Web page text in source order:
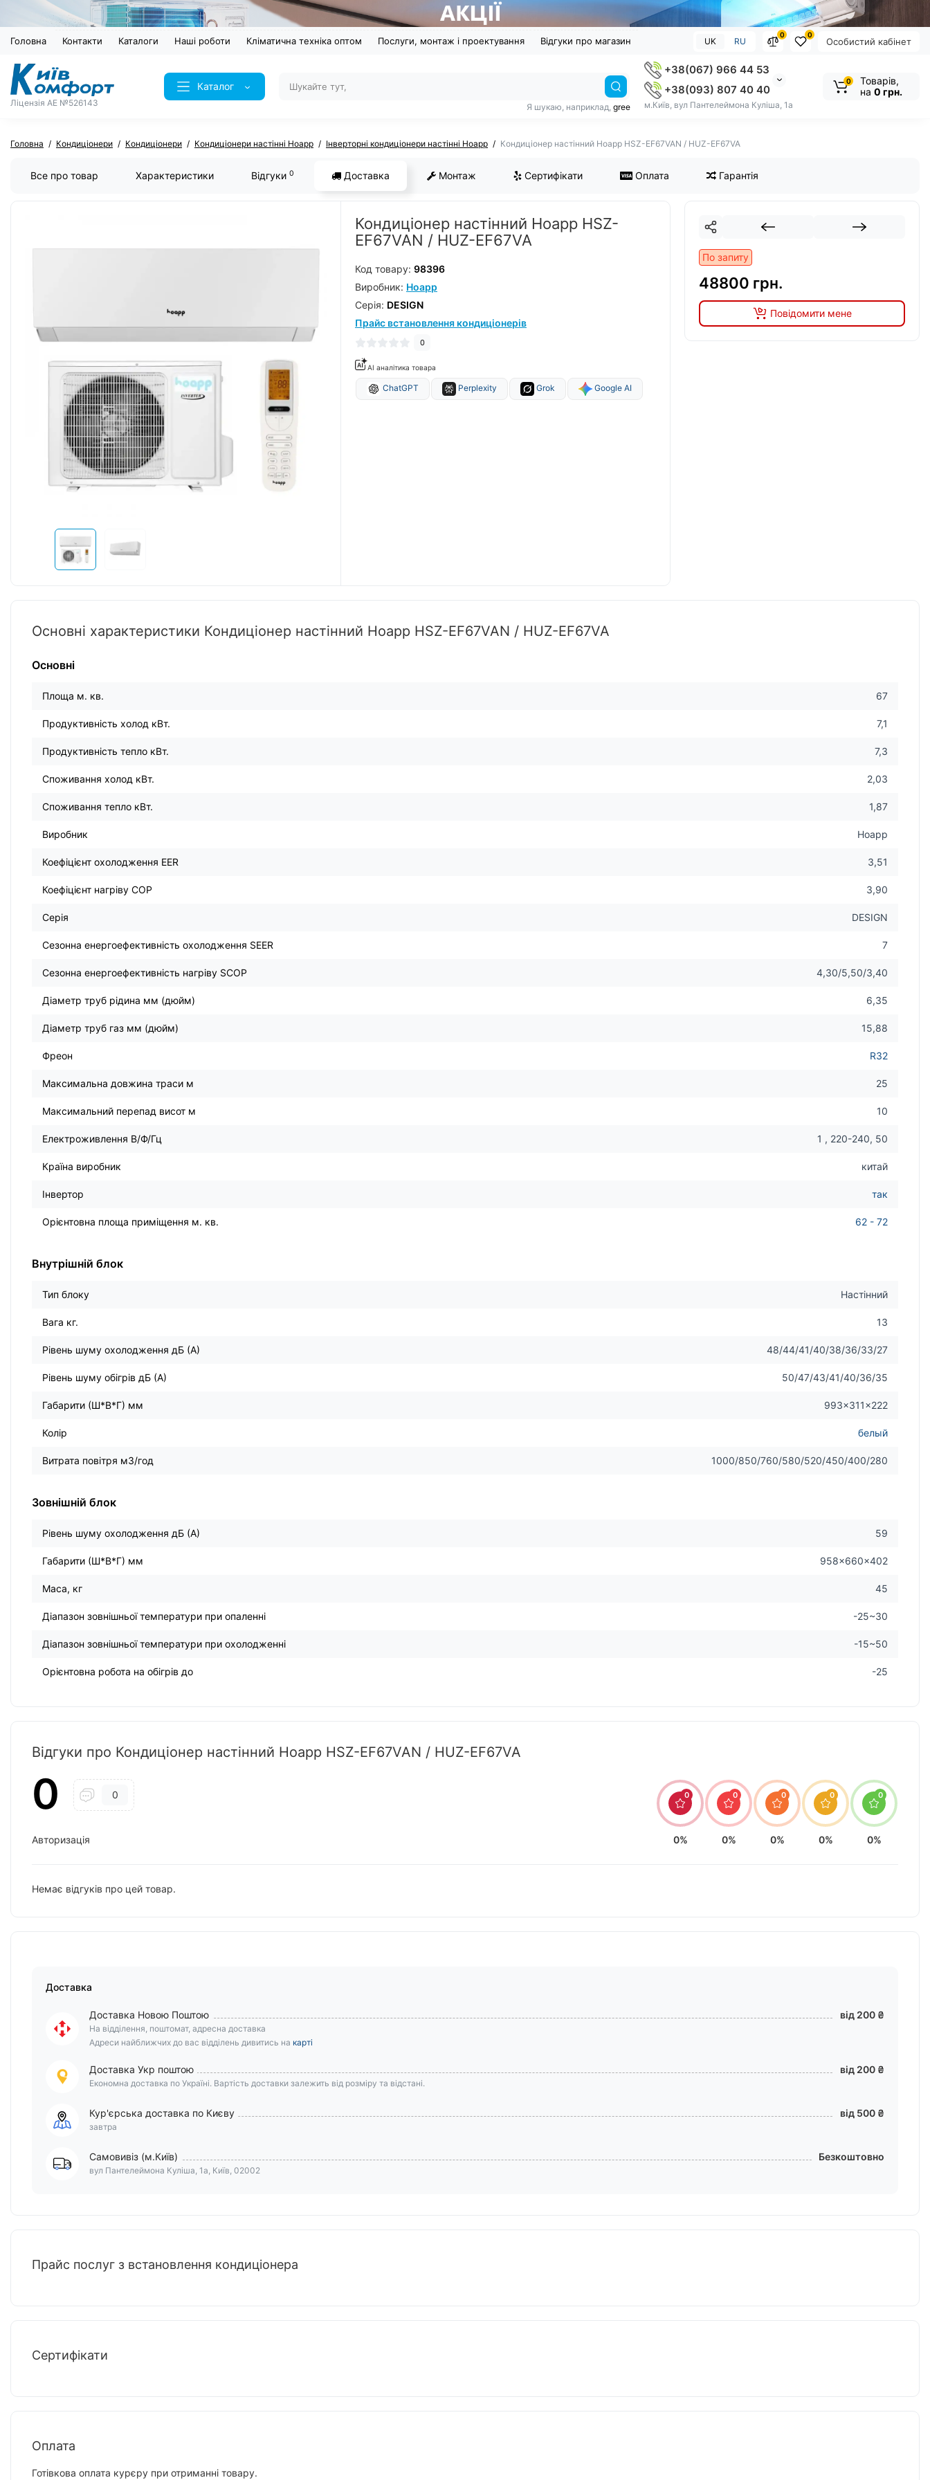
Головна Контакти Каталоги Наші роботи Кліматична техніка оптом Послуги, монтаж і проектування Відгуки про магазин Особистий кабінет
0
0
UK RU
Ліцензія AE №526143
Каталог
+38(067) 966 44 53
+38(093) 807 40 40
м.Київ, вул Пантелеймона Куліша, 1а
Я шукаю, наприклад, gree
0
Товарів,
на 0 грн.
Головна Кондиціонери Кондиціонери Кондиціонери настінні Hoapp Інверторні кондиціонери настінні Hoapp Кондиціонер настінний Hoapp HSZ-EF67VAN / HUZ-EF67VA
Все про товар Характеристики Відгуки 0 Доставка Монтаж Сертифікати Оплата Гарантія
Кондиціонер настінний Hoapp HSZ-
EF67VAN / HUZ-EF67VA
Код товару: 98396
Виробник: Hoapp
Серiя: DESIGN
Прайс встановлення кондиціонерів
0
AI аналітика товара
ChatGPT Perplexity Grok Google AI
По запиту
48800 грн.
Повідомити мене
Основні характеристики Кондиціонер настінний Hoapp HSZ-EF67VAN / HUZ-EF67VA
Основні
Площа м. кв. 67
Продуктивність холод кВт. 7,1
Продуктивність тепло кВт. 7,3
Споживання холод кВт. 2,03
Споживання тепло кВт. 1,87
Виробник Hoapp
Коефіцієнт охолодження EER 3,51
Коефіцієнт нагріву COP 3,90
Серія DESIGN
Сезонна енергоефективність охолодження SEER 7
Сезонна енергоефективність нагріву SCOP 4,30/5,50/3,40
Діаметр труб рідина мм (дюйм) 6,35
Діаметр труб газ мм (дюйм) 15,88
Фреон R32
Максимальна довжина траси м 25
Максимальний перепад висот м 10
Електроживлення В/Ф/Гц 1 , 220-240, 50
Країна виробник китай
Інвертор так
Орієнтовна площа приміщення м. кв. 62 - 72
Внутрішній блок
Тип блоку Настінний
Вага кг. 13
Рівень шуму охолодження дБ (А) 48/44/41/40/38/36/33/27
Рівень шуму обігрів дБ (А) 50/47/43/41/40/36/35
Габарити (Ш*В*Г) мм 993×311×222
Колір белый
Витрата повітря м3/год 1000/850/760/580/520/450/400/280
Зовнішній блок
Рівень шуму охолодження дБ (А) 59
Габарити (Ш*В*Г) мм 958×660×402
Маса, кг 45
Діапазон зовнішньої температури при опаленні -25~30
Діапазон зовнішньої температури при охолодженні -15~50
Орієнтовна робота на обігрів до -25
Відгуки про Кондиціонер настінний Hoapp HSZ-EF67VAN / HUZ-EF67VA
0 0
Авторизація
0
0%
0
0%
0
0%
0
0%
0
0%
Немає відгуків про цей товар.
Доставка
Доставка Новою Поштою
На відділення, поштомат, адресна доставка
Адреси найближчих до вас відділень дивитись на карті
від 200 ₴
Доставка Укр поштою
Економна доставка по Україні. Вартість доставки залежить від розміру та відстані.
від 200 ₴
Кур'єрська доставка по Києву
завтра
від 500 ₴
Самовивіз (м.Київ)
вул Пантелеймона Куліша, 1а, Київ, 02002
Безкоштовно
Прайс послуг з встановлення кондиціонера
Сертифікати
Оплата
Готівкова оплата курєру при отриманні товару.